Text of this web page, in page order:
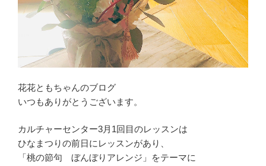
ー
プ
行
い
し
た。”
花花ともちゃんのブログ
いつもありがとうございます。
カルチャーセンター3月1回目のレッスンは
ひなまつりの前日にレッスンがあり、
「桃の節句 ぼんぼりアレンジ」をテーマに